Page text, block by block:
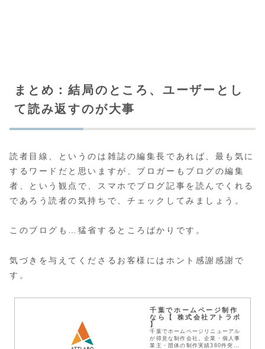
まとめ：結局のところ、ユーザーとし
て読み返すのが大事
読者目線、というのは雑誌の編集長であれば、最も気に
するワードだと思いますが、ブロガーもブログの編集
者、という観点で、スマホでブログ記事を読んでくれる
であろう読者の気持ちで、チェックしてみましょう。
このブログも…猛省するところばかりです。
気づきを与えてくださるお客様にはホント感謝感謝で
す。
千葉でホームページ制作
なら【 株式会社アトラボ
】
千葉でホームページリニューアル
が得意な制作会社。企業・個人事
業主・団体の制作実績380件突